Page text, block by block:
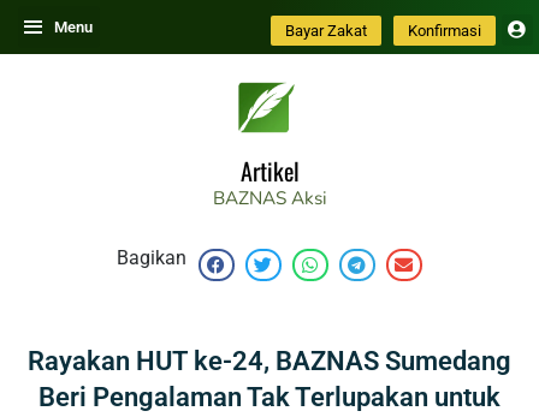
Skip
to
Menu Bayar Zakat Konfirmasi
Artikel
BAZNAS Aksi
Bagikan
Rayakan HUT ke-24, BAZNAS Sumedang
Beri Pengalaman Tak Terlupakan untuk